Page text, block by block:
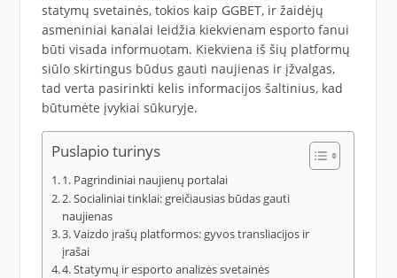
statymų svetainės, tokios kaip GGBET, ir žaidėjų
asmeniniai kanalai leidžia kiekvienam esporto fanui
būti visada informuotam. Kiekviena iš šių platformų
siūlo skirtingus būdus gauti naujienas ir įžvalgas,
tad verta pasirinkti kelis informacijos šaltinius, kad
būtumėte įvykiai sūkuryje.
Puslapio turinys
1. Pagrindiniai naujienų portalai
2. Socialiniai tinklai: greičiausias būdas gauti
naujienas
3. Vaizdo įrašų platformos: gyvos transliacijos ir
įrašai
4. Statymų ir esporto analizės svetainės